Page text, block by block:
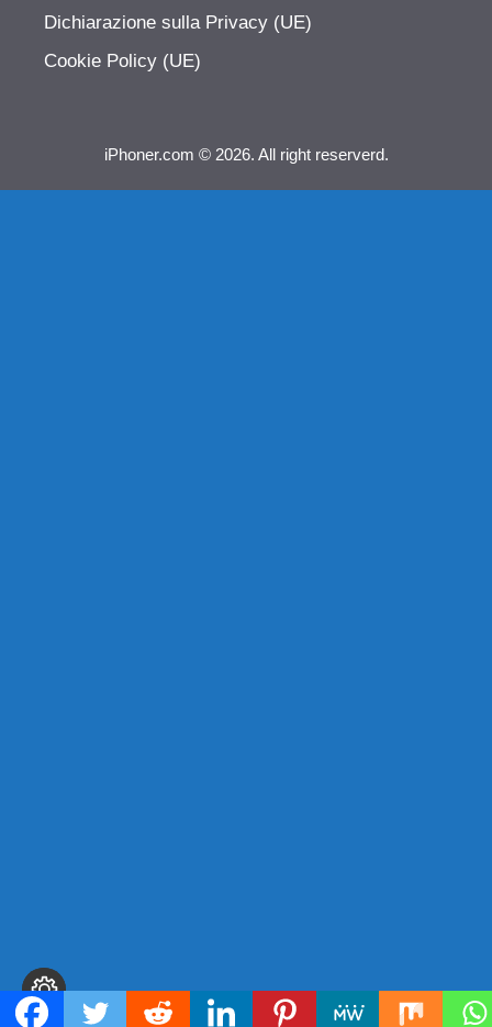
Dichiarazione sulla Privacy (UE)
Cookie Policy (UE)
iPhoner.com © 2026. All right reserverd.